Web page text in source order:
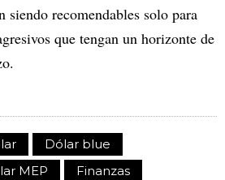
siendo recomendables solo para
que tengan un horizonte de
Dólar blue
MEP
Finanzas